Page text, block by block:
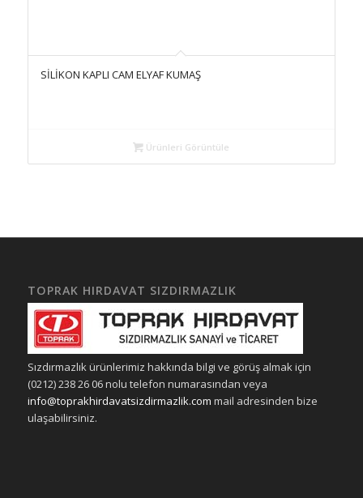
SİLİKON KAPLI CAM ELYAF KUMAŞ
Ürünleri Görüntüle
TOPRAK HIRDAVAT SIZDIRMAZLIK
Sızdırmazlık ürünlerimiz hakkında bilgi ve görüş almak için
(0212) 238 26 06 nolu telefon numarasından veya
info@toprakhirdavatsizdirmazlik.com mail adresinden bize
ulaşabilirsiniz.